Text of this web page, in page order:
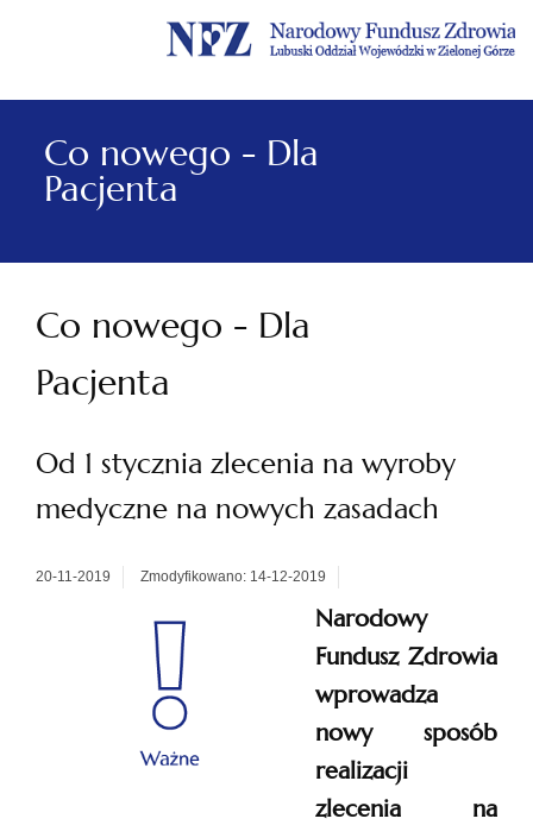
Menu
główne
Menu
lewe
Treść
główna
Szukaj
w
serwisie
Stopka
Co nowego - Dla
Pacjenta
Co nowego - Dla
Pacjenta
Od 1 stycznia zlecenia na wyroby
medyczne na nowych zasadach
20-11-2019 Zmodyfikowano: 14-12-2019
Narodowy
Fundusz Zdrowia
wprowadza
nowy sposób
realizacji
zlecenia na